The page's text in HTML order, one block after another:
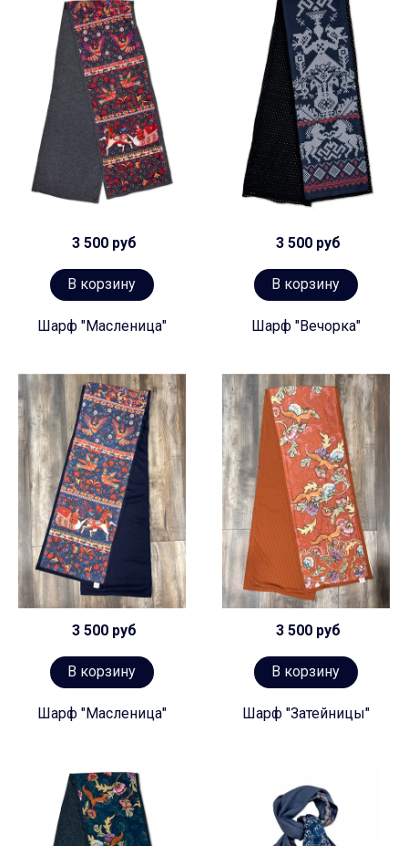
3 500 руб
В корзину
Шарф "Масленица"
3 500 руб
В корзину
Шарф "Вечорка"
3 500 руб
В корзину
Шарф "Масленица"
3 500 руб
В корзину
Шарф "Затейницы"